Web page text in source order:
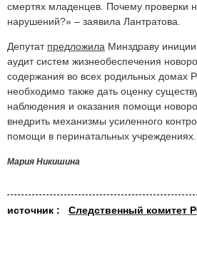
смертях младенцев. Почему проверки
нарушений?» – заявила Лантратова.
Депутат предложила Минздраву
аудит систем жизнеобеспечения
содержания во всех родильных домах
необходимо также дать оценку
наблюдения и оказания помощи
внедрить механизмы усиленного
помощи в перинатальных учреждениях.
Мария Никишина
источник : Следственный комитет